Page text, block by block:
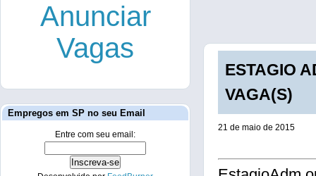
ESTAGIO
VAGA(S)
21 de maio de 2015
Anunciar
Vagas
Empregos em SP no seu Email
Entre com seu email: